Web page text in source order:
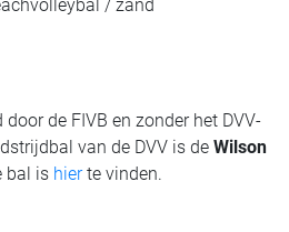
/ zand
de FIVB en zonder het DVV-
van de DVV is de Wilson
bal is hierte vinden.